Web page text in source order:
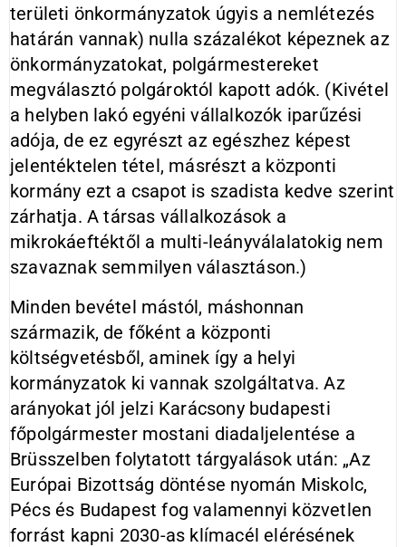
területi önkormányzatok úgyis a nemlétezés
határán vannak) nulla százalékot képeznek az
önkormányzatokat, polgármestereket
megválasztó polgároktól kapott adók. (Kivétel
a helyben lakó egyéni vállalkozók iparűzési
adója, de ez egyrészt az egészhez képest
jelentéktelen tétel, másrészt a központi
kormány ezt a csapot is szadista kedve szerint
zárhatja. A társas vállalkozások a
mikrokáeftéktől a multi-leányválalatokig nem
szavaznak semmilyen választáson.)
Minden bevétel mástól, máshonnan
származik, de főként a központi
költségvetésből, aminek így a helyi
kormányzatok ki vannak szolgáltatva. Az
arányokat jól jelzi Karácsony budapesti
főpolgármester mostani diadaljelentése a
Brüsszelben folytatott tárgyalások után: „Az
Európai Bizottság döntése nyomán Miskolc,
Pécs és Budapest fog valamennyi közvetlen
forrást kapni 2030-as klímacél elérésének